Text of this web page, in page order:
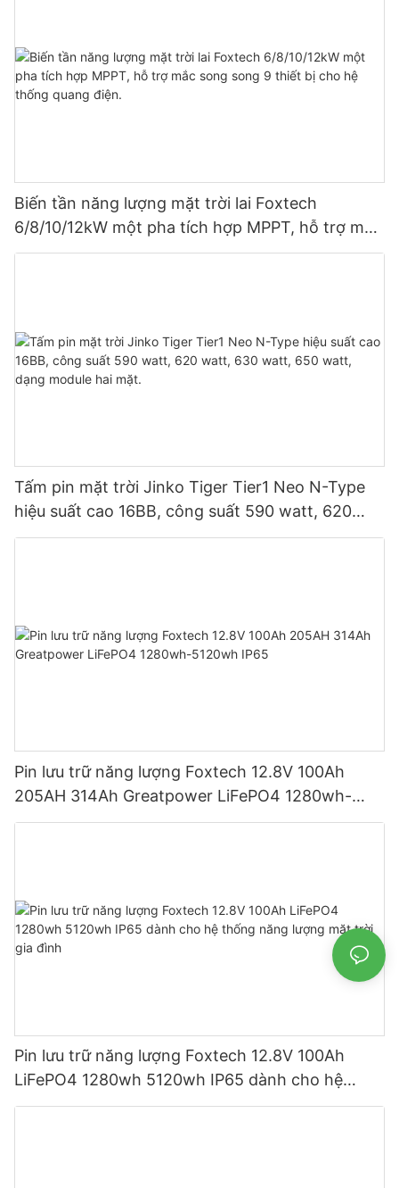
Biến tần năng lượng mặt trời lai Foxtech
6/8/10/12kW một pha tích hợp MPPT, hỗ trợ mắc
song song 9 thiết bị cho hệ thống quang điện.
Tấm pin mặt trời Jinko Tiger Tier1 Neo N-Type
hiệu suất cao 16BB, công suất 590 watt, 620
watt, 630 watt, 650 watt, dạng module hai mặt.
Pin lưu trữ năng lượng Foxtech 12.8V 100Ah
205AH 314Ah Greatpower LiFePO4 1280wh-
5120wh IP65
Pin lưu trữ năng lượng Foxtech 12.8V 100Ah
LiFePO4 1280wh 5120wh IP65 dành cho hệ
thống năng lượng mặt trời gia đình